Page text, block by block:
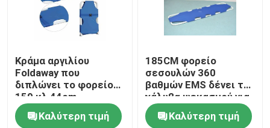
Κράμα αργιλίου
Foldaway που
διπλώνει το φορείο
159 κλ 44cm
σεσουλών
Καλύτερη τιμή
185CM φορείο
σεσουλών 360
βαθμών EMS δένει το
χάλυβα ψεκασμού για
την υπομονετική
μεταφοράΚαλύτερη τιμή